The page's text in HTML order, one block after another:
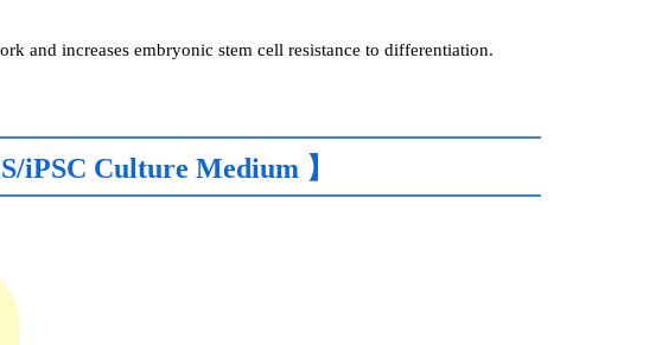
and increases embryonic stem cell resistance to differentiation.
iPSC Culture Medium 】